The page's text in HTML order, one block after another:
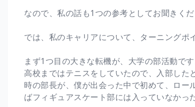
なので、私の話も1つの参考としてお聞きくだ
では、私のキャリアについて、ターニングポ
まず1つ目の大きな転機が、大学の部活動で
高校まではテニスをしていたので、入部した
時の部長が、僕が出会った中で初めて、ロ
ばフィギュアスケート部には入っていなかっ